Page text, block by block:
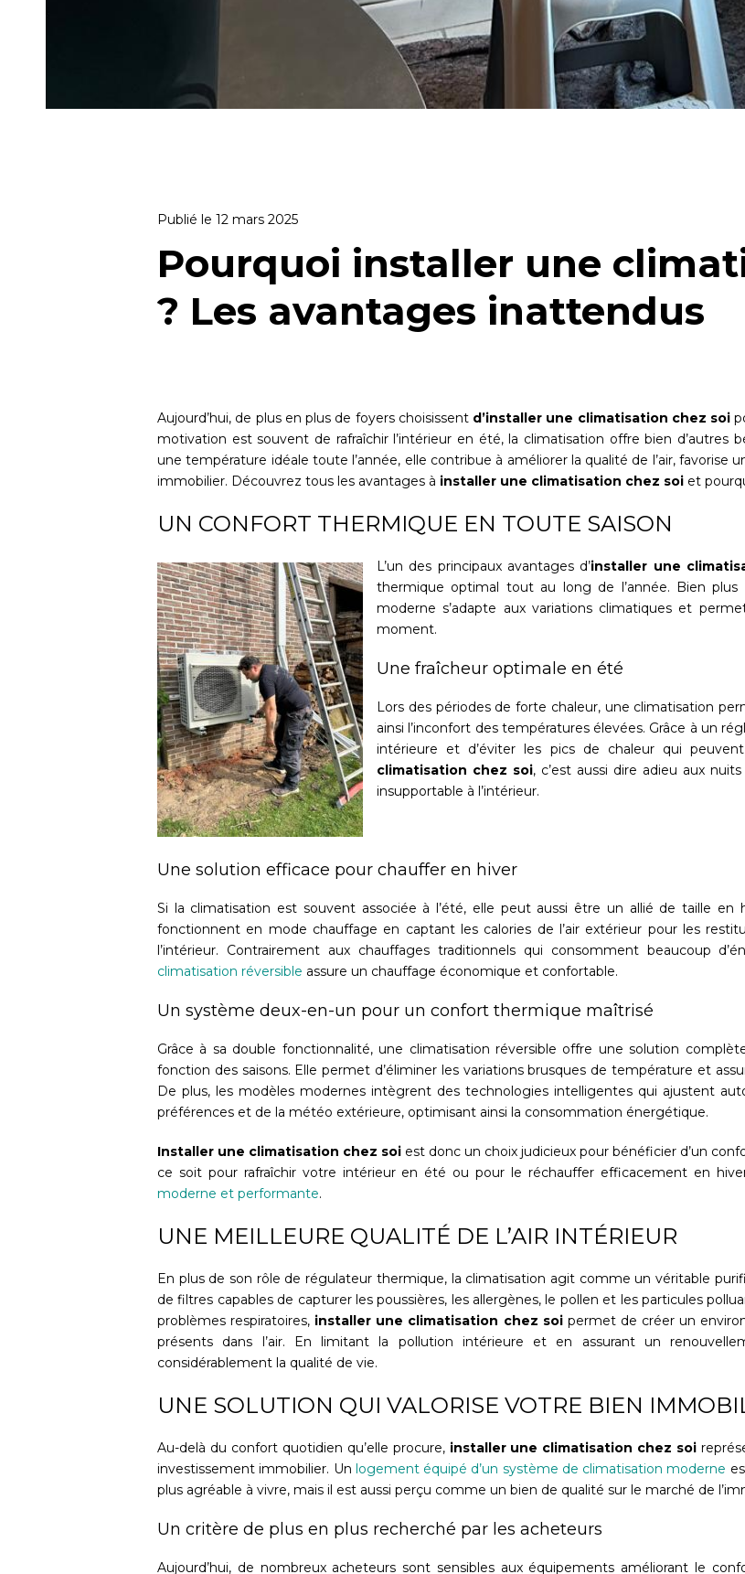
Publié le 12 mars 2025
Pourquoi installer une
? Les avantages inattendus
Aujourd’hui, de plus en plus de foyers choisissent d’installer une climatisation chez soi
motivation est souvent de rafraîchir l’intérieur en été, la climatisation offre bien d’autres
une température idéale toute l’année, elle contribue à améliorer la qualité de l’air,
immobilier. Découvrez tous les avantages à installer une climatisation chez soi et
UN CONFORT THERMIQUE EN TOUTE SAISON
L’un des principaux avantages d’installer une
thermique optimal tout au long de l’année. Bien plus
moderne s’adapte aux variations climatiques et
moment.
Une fraîcheur optimale en été
Lors des périodes de forte chaleur, une climatisation
ainsi l’inconfort des températures élevées. Grâce à un
intérieure et d’éviter les pics de chaleur qui
climatisation chez soi, c’est aussi dire adieu aux
insupportable à l’intérieur.
Une solution efficace pour chauffer en hiver
Si la climatisation est souvent associée à l’été, elle peut aussi être un allié de taille en
fonctionnent en mode chauffage en captant les calories de l’air extérieur pour les
l’intérieur. Contrairement aux chauffages traditionnels qui consomment beaucoup
climatisation réversible assure un chauffage économique et confortable.
Un système deux-en-un pour un confort thermique maîtrisé
Grâce à sa double fonctionnalité, une climatisation réversible offre une solution
fonction des saisons. Elle permet d’éliminer les variations brusques de température et
De plus, les modèles modernes intègrent des technologies intelligentes qui ajustent
préférences et de la météo extérieure, optimisant ainsi la consommation énergétique.
Installer une climatisation chez soi est donc un choix judicieux pour bénéficier d’un
ce soit pour rafraîchir votre intérieur en été ou pour le réchauffer efficacement en
moderne et performante.
UNE MEILLEURE QUALITÉ DE L’AIR INTÉRIEUR
En plus de son rôle de régulateur thermique, la climatisation agit comme un véritable
de filtres capables de capturer les poussières, les allergènes, le pollen et les particules
problèmes respiratoires, installer une climatisation chez soipermet de créer un
présents dans l’air. En limitant la pollution intérieure et en assurant un
considérablement la qualité de vie.
UNE SOLUTION QUI VALORISE VOTRE BIEN
Au-delà du confort quotidien qu’elle procure, installer une climatisation chez soi
investissement immobilier. Un logement équipé d’un système de climatisation moderne
plus agréable à vivre, mais il est aussi perçu comme un bien de qualité sur le marché de
Un critère de plus en plus recherché par les acheteurs
Aujourd’hui, de nombreux acheteurs sont sensibles aux équipements améliorant le